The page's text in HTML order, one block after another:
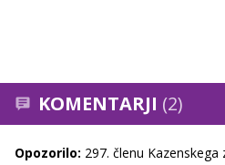
KOMENTARJI (2)
Opozorilo: 297. členu